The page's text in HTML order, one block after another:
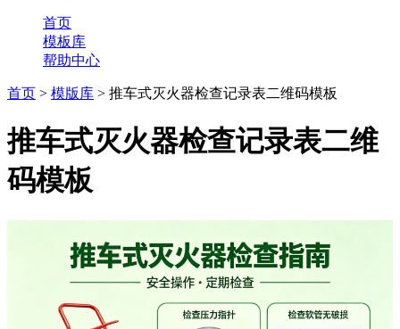
首页
模板库
帮助中心
首页 > 模版库 > 推车式灭火器检查记录表二维码模板
推车式灭火器检查记录表二维
码模板